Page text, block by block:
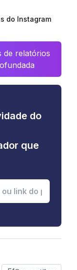
do Instagram
de relatórios
do
que